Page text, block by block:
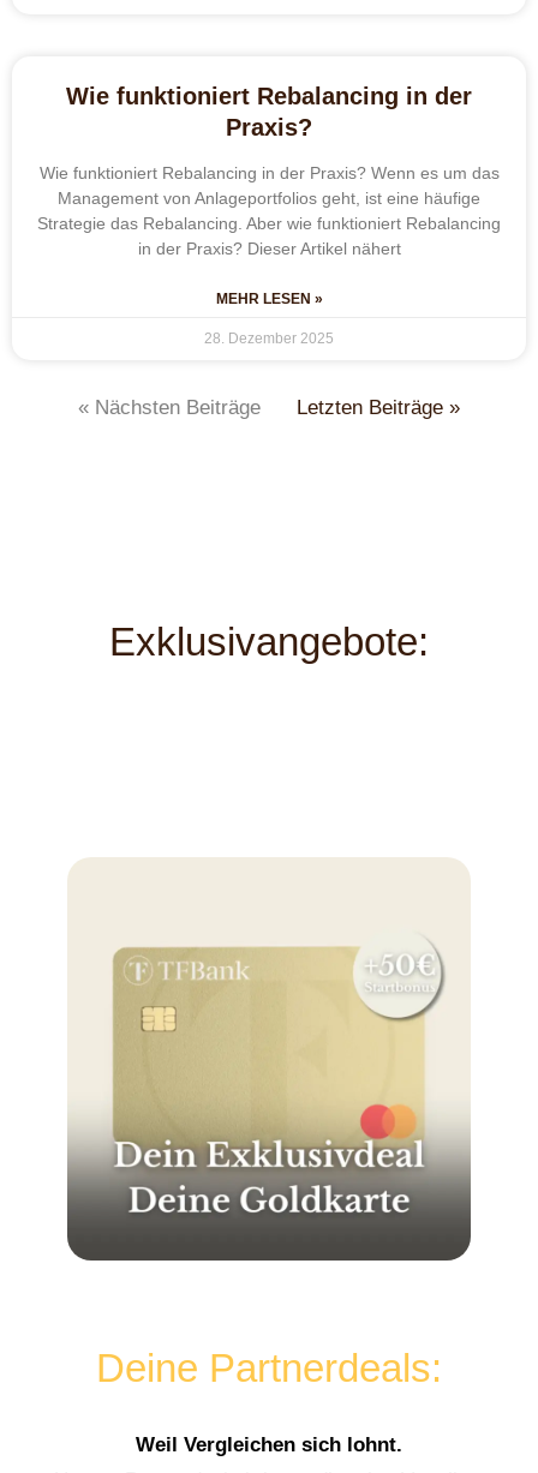
Wie funktioniert Rebalancing in der
Praxis?
Wie funktioniert Rebalancing in der Praxis? Wenn es um das
Management von Anlageportfolios geht, ist eine häufige
Strategie das Rebalancing. Aber wie funktioniert Rebalancing
in der Praxis? Dieser Artikel nähert
MEHR LESEN »
28. Dezember 2025
« Nächsten Beiträge Letzten Beiträge »
Exklusivangebote:
Deine Partnerdeals:
Weil Vergleichen sich lohnt.